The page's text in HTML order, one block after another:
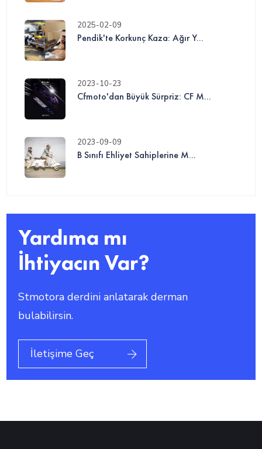
2025-02-09
Pendik'te Korkunç Kaza: Ağır Y...
2023-10-23
Cfmoto'dan Büyük Sürpriz: CF M...
2023-09-09
B Sınıfı Ehliyet Sahiplerine M...
Yardıma mı
İhtiyacın Var?
Stmotora derdini anlatarak derman
bulabilirsin.
İletişime Geç